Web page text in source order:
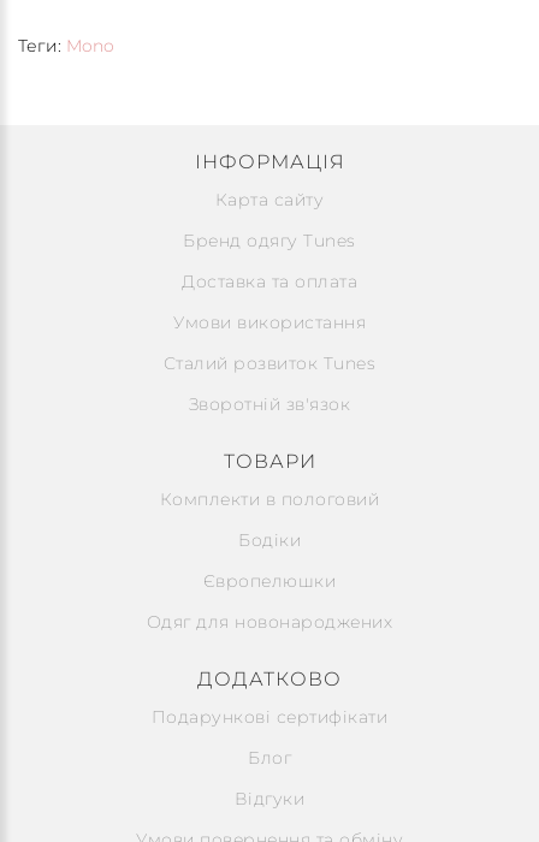
Теги: Mono
ІНФОРМАЦІЯ
Карта сайту
Бренд одягу Tunes
Доставка та оплата
Умови використання
Сталий розвиток Tunes
Зворотній зв'язок
ТОВАРИ
Комплекти в пологовий
Бодіки
Європелюшки
Одяг для новонароджених
ДОДАТКОВО
Подарункові сертифікати
Блог
Відгуки